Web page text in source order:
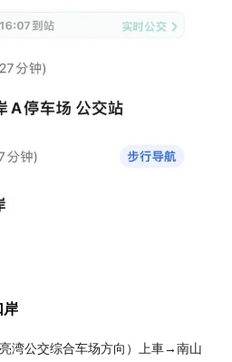
岸
亮湾公交综合车场方向）上車→南山